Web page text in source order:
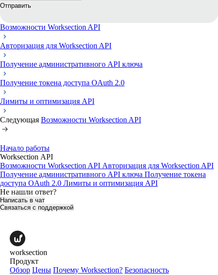
Отправить
Возможности Worksection API
Авторизация для Worksection API
Получение административного API ключа
Получение токена доступа OAuth 2.0
Лимиты и оптимизация API
Следующая Возможности Worksection API
Начало работы
Worksection АPI
Возможности Worksection API Авторизация для Worksection API
Получение административного API ключа Получение токена
доступа OAuth 2.0 Лимиты и оптимизация API
Не нашли ответ?
Написать в чат
Связаться с поддержкой
worksection
Продукт
Обзор Цены Почему Worksection? Безопасность